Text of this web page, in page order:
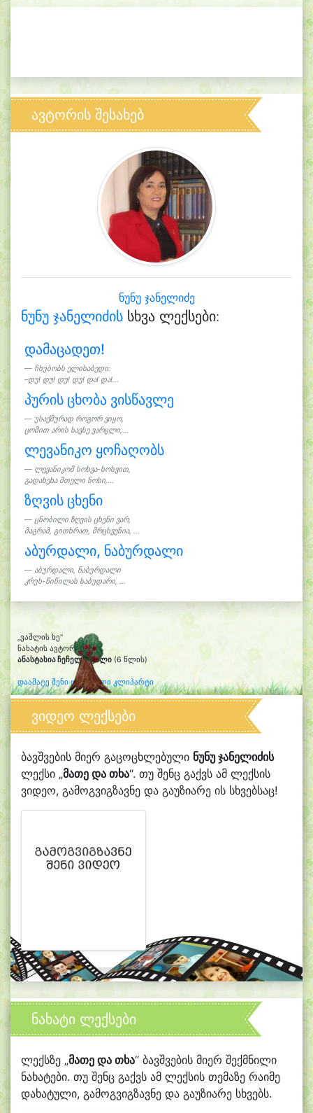
ავტორის შესახებ
ნუნუ ჯანელიძე
ნუნუ ჯანელიძის სხვა ლექსები:
დამაცადეთ!
ჩხუბობს ელისაბედი:
–დუ! დუ! დუ! დუ! და! და!...
პურის ცხობა ვისწავლე
უსაქმურად როგორ ვიყო,
ცომით არის სავსე ვარცლი,...
ლევანიკო ყოჩაღობს
ლევანიკომ ხოხვა-ხოხვით,
გადახეხა მთელი ნოხი,...
ზღვის ცხენი
ცნობილი ზღვის ცხენი ვარ,
მაგრამ, გითხრათ, მრცხვენია, ...
აბურდალი, ნაბურდალი
აბურდალი, ნაბურდალი
კრუხ-წიწილას საბუდარი, ...
„ვაშლის ხე“
ნახატის ავტორი:
ანასტასია ჩეჩელაშვილი (6 წლის)
დაამატე შენი დახატული კლიპარტი
ვიდეო ლექსები
ბავშვების მიერ გაცოცხლებული ნუნუ ჯანელიძის
ლექსი „მათე და თხა“. თუ შენც გაქვს ამ ლექსის
ვიდეო, გამოგვიგზავნე და გაუზიარე ის სხვებსაც!
ნახატი ლექსები
ლექსზე „მათე და თხა“ ბავშვების მიერ შექმნილი
ნახატები. თუ შენც გაქვს ამ ლექსის თემაზე რაიმე
დახატული, გამოგვიგზავნე და გაუზიარე სხვებს.